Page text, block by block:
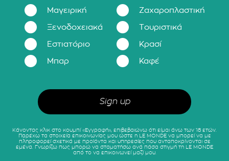
Μαγειρική Ζαχαροπλαστική
Ξενοδοχειακά Τουριστικά
Εστιατόριο Κρασί
Μπαρ Καφέ
Κάνοντας κλικ στο κουμπί «Εγγραφή», επιβεβαιώνω ότι είμαι άνω των 18 ετών.
Παρέχω τα στοιχεία επικοινωνίας μου ώστε η LE MONDE να μπορεί να με
πληροφορεί σχετικά με προϊόντα και υπηρεσίες που ανταποκρίνονται σε
εμένα. Γνωρίζω πως μπορώ να σταματήσω ανά πάσα στιγμή τη LE MONDE
από το να επικοινωνεί μαζί μου.